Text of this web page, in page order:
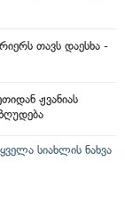
თავს დაესხა -
ჟვანიას
ყველა სიახლის ნახვა